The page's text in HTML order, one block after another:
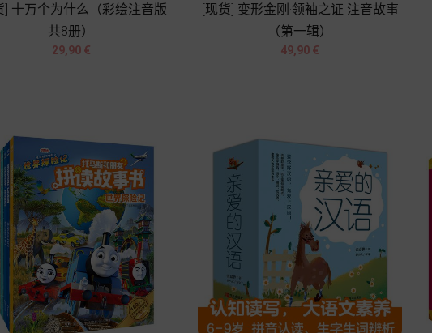
] 十万个为什么（彩绘注音版
共8册）
Prix
29,90 €
 
[现货] 变形金刚·领袖之证 注音故事
（第一辑）
Prix
49,90 €
 